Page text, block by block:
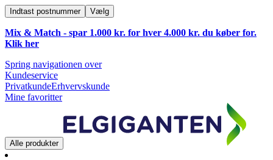
Indtast postnummer Vælg
Mix & Match - spar 1.000 kr. for hver 4.000 kr. du køber for.
Klik her
Spring navigationen over
Kundeservice
PrivatkundeErhvervskunde
Mine favoritter
Alle produkter